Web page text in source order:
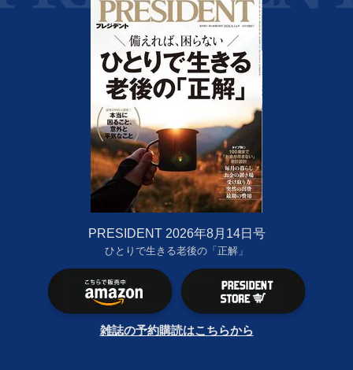
PRESIDENT 2026年8月14日号
ひとりで生きる老後の「正解」
雑誌の予約購読はこちらから